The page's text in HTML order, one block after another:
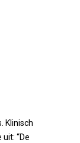
Klinisch
“De